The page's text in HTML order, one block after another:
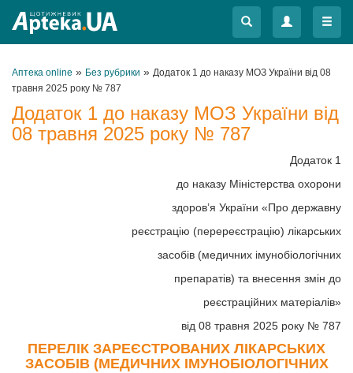
Меню
Меню
Аптека online » Без рубрики » Додаток 1 до наказу МОЗ України від 08
травня 2025 року № 787
Додаток 1 до наказу МОЗ України від
08 травня 2025 року № 787
Додаток 1
до наказу Міністерства охорони
здоров’я України «Про державну
реєстрацію (перереєстрацію) лікарських
засобів (медичних імунобіологічних
препаратів) та внесення змін до
реєстраційних матеріалів»
від 08 травня 2025 року № 787
ПЕРЕЛІК ЗАРЕЄСТРОВАНИХ ЛІКАРСЬКИХ
ЗАСОБІВ (МЕДИЧНИХ ІМУНОБІОЛОГІЧНИХ